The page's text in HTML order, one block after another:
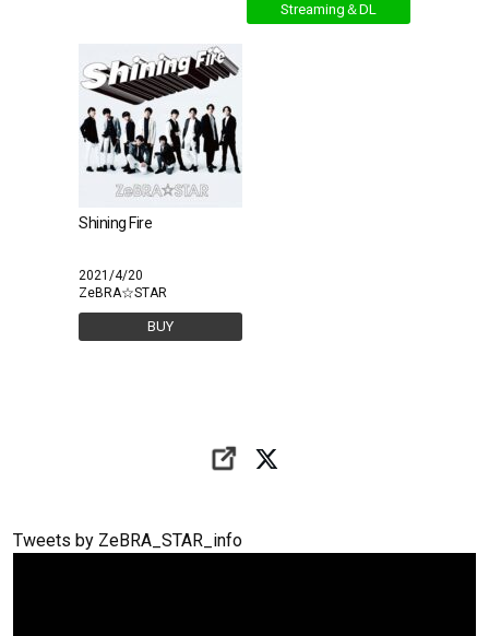
Streaming＆DL
Shining Fire
2021/4/20
ZeBRA☆STAR
BUY
Tweets by ZeBRA_STAR_info